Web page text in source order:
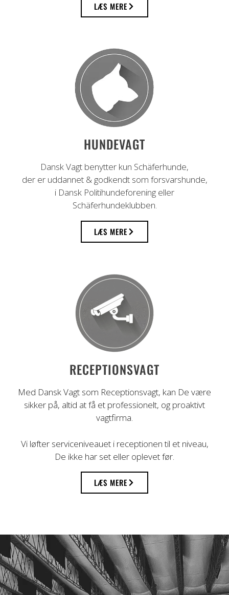
LÆS MERE
HUNDEVAGT
Dansk Vagt benytter kun Schäferhunde,
der er uddannet & godkendt som forsvarshunde,
i Dansk Politihundeforening eller
Schäferhundeklubben.
LÆS MERE
RECEPTIONSVAGT
Med Dansk Vagt som Receptionsvagt, kan De være
sikker på, altid at få et professionelt, og proaktivt
vagtfirma.
Vi løfter serviceniveauet i receptionen til et niveau,
De ikke har set eller oplevet før.
LÆS MERE